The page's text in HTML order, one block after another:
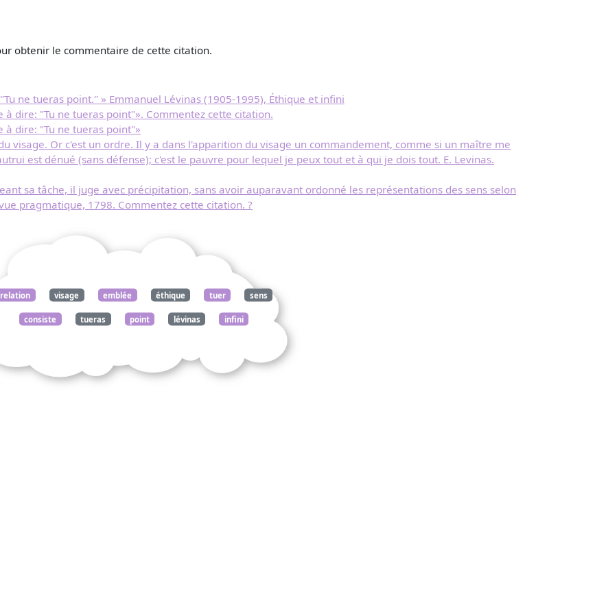
obtenir le commentaire de cette citation.
ne tueras point." » Emmanuel Lévinas (1905-1995), Éthique et infini
à dire: "Tu ne tueras point"». Commentez cette citation.
à dire: "Tu ne tueras point"»
visage. Or c'est un ordre. Il y a dans l'apparition du visage un commandement, comme si un maître me
est dénué (sans défense); c'est le pauvre pour lequel je peux tout et à qui je dois tout. E. Levinas.
sa tâche, il juge avec précipitation, sans avoir auparavant ordonné les représentations des sens selon
pragmatique, 1798. Commentez cette citation. ?
relation visage emblée éthique tuer sens
consiste tueras point lévinas infini